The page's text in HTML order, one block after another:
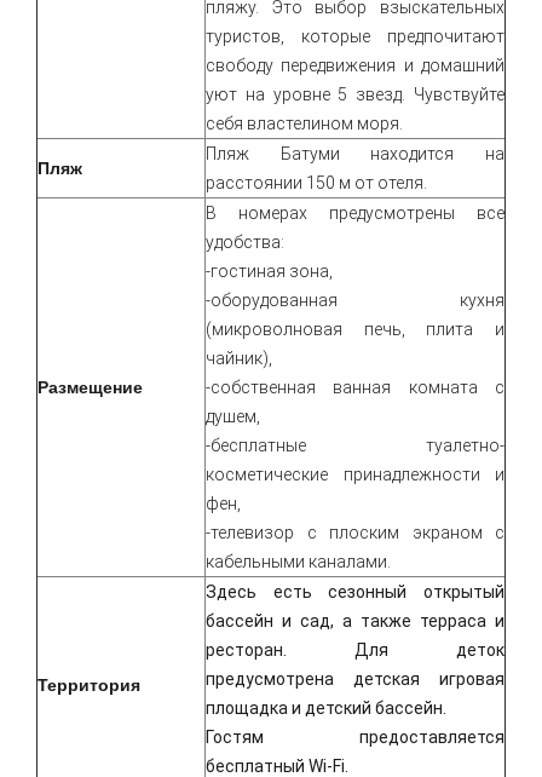
пляжу. Это выбор взыскательных
туристов, которые предпочитают
свободу передвижения и домашний
уют на уровне 5 звезд. Чувствуйте
себя властелином моря.
Пляж
Пляж Батуми находится на
расстоянии 150 м от отеля.
Размещение
В номерах предусмотрены все
удобства:
-гостиная зона,
-оборудованная кухня
(микроволновая печь, плита и
чайник),
-собственная ванная комната с
душем,
-бесплатные туалетно-
косметические принадлежности и
фен,
-телевизор с плоским экраном с
кабельными каналами.
Территория
Здесь есть сезонный открытый
бассейн и сад, а также терраса и
ресторан. Для деток
предусмотрена детская игровая
площадка и детский бассейн.
Гостям предоставляется
бесплатный Wi-Fi.